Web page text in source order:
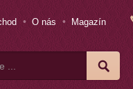
O nás
Magazín